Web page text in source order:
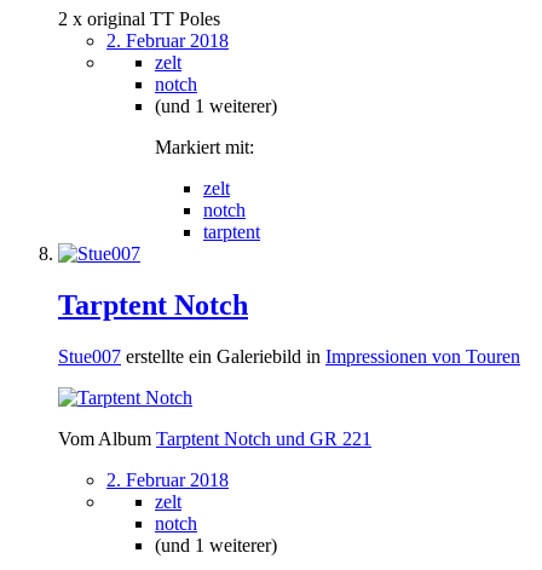
2 x original TT Poles
2. Februar 2018
zelt
notch
(und 1 weiterer)
Markiert mit:
zelt
notch
tarptent
Tarptent Notch
Stue007 erstellte ein Galeriebild in Impressionen von Touren
Vom Album Tarptent Notch und GR 221
2. Februar 2018
zelt
notch
(und 1 weiterer)